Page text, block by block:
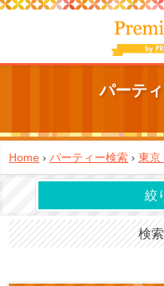
パーテ
Home ›パーティー検索 ›東京
絞
検